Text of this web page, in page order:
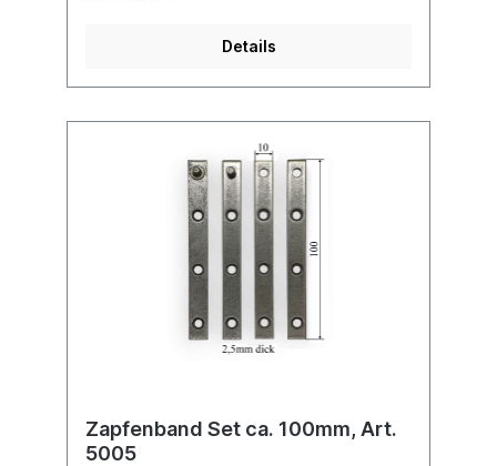
Details
Zapfenband Set ca. 100mm, Art.
5005